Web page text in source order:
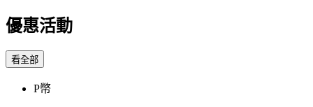
優惠活動
看全部
P幣